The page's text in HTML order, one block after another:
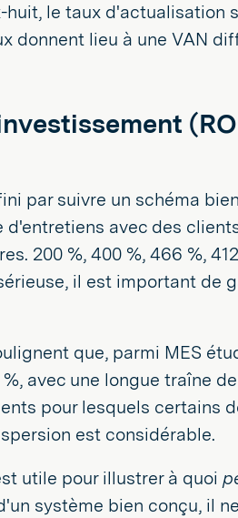
le taux d'actualisation
donnent lieu à une VAN
par suivre un schéma
avec des
200 %, 400 %, 466 %,
il est important de
que, parmi MES
avec une longue traîne
pour lesquels certains
est considérable.
utile pour illustrer à quoi
système bien conçu, il